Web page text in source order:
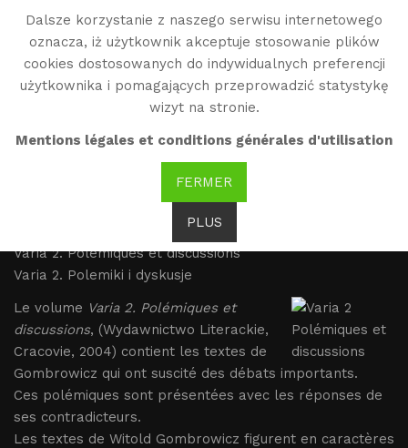
Dalsze korzystanie z naszego serwisu internetowego
oznacza, iż użytkownik akceptuje stosowanie plików
cookies dostosowanych do indywidualnych preferencji
użytkownika i pomagających przeprowadzić statystykę
wizyt na stronie.
Mentions légales et conditions générales d'utilisation
FERMER
PLUS
Witold Gombrowicz
Varia 2. Polémiques et
discussions
Varia 2. Polémiques et discussions
Varia 2. Polemiki i dyskusje
Le volume Varia 2. Polémiques et
discussions, (Wydawnictwo Literackie,
Cracovie, 2004) contient les textes de
Gombrowicz qui ont suscité des débats importants.
Ces polémiques sont présentées avec les réponses de
ses contradicteurs.
Les textes de Witold Gombrowicz figurent en caractères